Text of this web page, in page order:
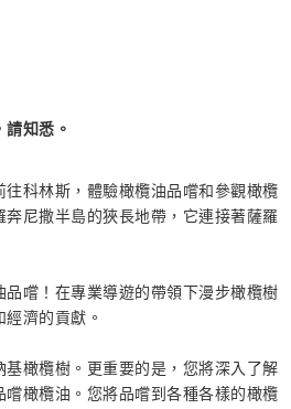
知悉。
科林斯，體驗橄欖油品嚐和參觀橄欖
尼撒半島的狹長地帶，它連接著薩羅
嚐！在專業導遊的帶領下漫步橄欖樹
濟的貢獻。
橄欖樹。更重要的是，您將深入了解
橄欖油。您將品嚐到各種各樣的橄欖